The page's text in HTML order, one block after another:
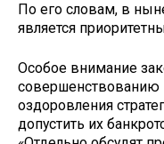
По его словам, в
является
Особое внимание
совершенствованию
оздоровления
допустить их